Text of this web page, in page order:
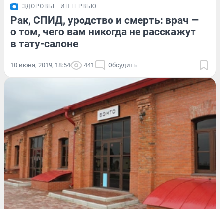
ЗДОРОВЬЕ ИНТЕРВЬЮ
Рак, СПИД, уродство и смерть: врач —
о том, чего вам никогда не расскажут
в тату-салоне
10 июня, 2019, 18:54 441 Обсудить